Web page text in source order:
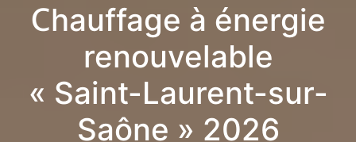
Chauffage à énergie
renouvelable
« Saint-Laurent-sur-
Saône » 2026